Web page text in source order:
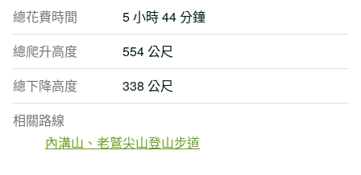
總花費時間
5 小時 44 分鐘
總爬升高度
554 公尺
總下降高度
338 公尺
相關路線
內溝山、老鷲尖山登山步道